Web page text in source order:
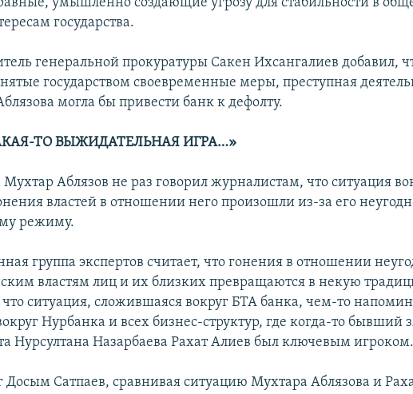
государства.
генеральной прокуратуры Сакен Ихсангалиев добавил,
государством своевременные меры, преступная
могла бы привести банк к дефолту.
ТО ВЫЖИДАТЕЛЬНАЯ ИГРА…»
Аблязов не раз говорил журналистам, что ситуация
властей в отношении него произошли из-за его
режиму.
группа экспертов считает, что гонения в отношении
властям лиц и их близких превращаются в некую
ситуация, сложившаяся вокруг БТА банка, чем-то
Нурбанка и всех бизнес-структур, где когда-то бывший
Нурсултана Назарбаева Рахат Алиев был ключевым игроком.
Досым Сатпаев, сравнивая ситуацию Мухтара Аблязова и